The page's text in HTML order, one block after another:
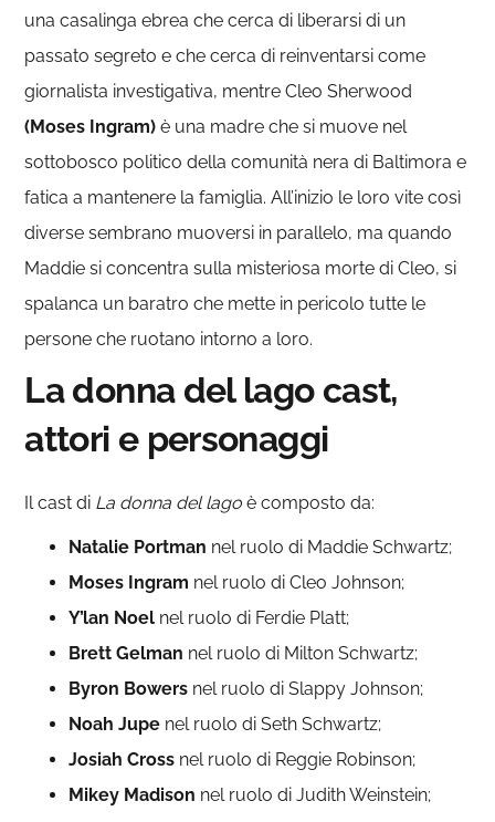
una casalinga ebrea che cerca di liberarsi di un
passato segreto e che cerca di reinventarsi come
giornalista investigativa, mentre Cleo Sherwood
(Moses Ingram) è una madre che si muove nel
sottobosco politico della comunità nera di Baltimora e
fatica a mantenere la famiglia. All’inizio le loro vite così
diverse sembrano muoversi in parallelo, ma quando
Maddie si concentra sulla misteriosa morte di Cleo, si
spalanca un baratro che mette in pericolo tutte le
persone che ruotano intorno a loro.
La donna del lago cast,
attori e personaggi
Il cast di La donna del lago è composto da:
Natalie Portman nel ruolo di Maddie Schwartz;
Moses Ingram nel ruolo di Cleo Johnson;
Y’lan Noel nel ruolo di Ferdie Platt;
Brett Gelman nel ruolo di Milton Schwartz;
Byron Bowers nel ruolo di Slappy Johnson;
Noah Jupe nel ruolo di Seth Schwartz;
Josiah Cross nel ruolo di Reggie Robinson;
Mikey Madison nel ruolo di Judith Weinstein;